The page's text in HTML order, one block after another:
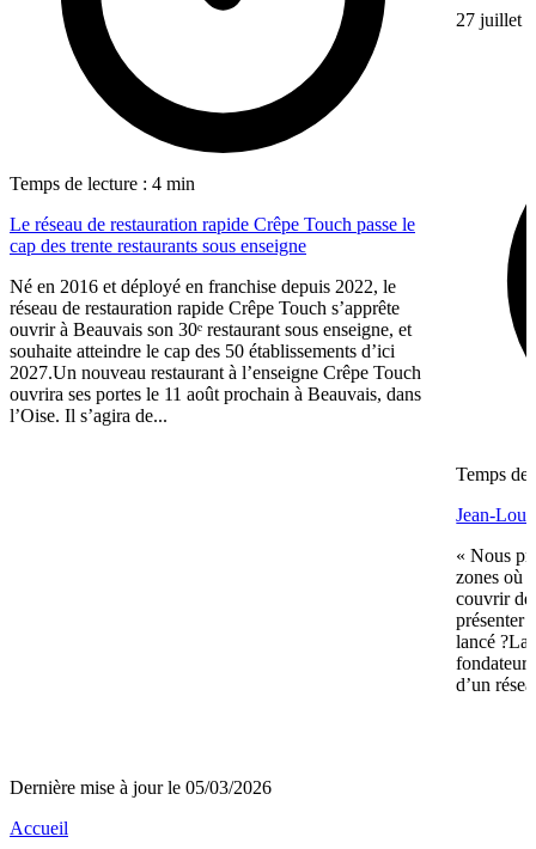
Temps de lecture : 4 min
Le réseau de restauration rapide Crêpe Touch passe le
cap des trente restaurants sous enseigne
Né en 2016 et déployé en franchise depuis 2022, le
réseau de restauration rapide Crêpe Touch s’apprête
ouvrir à Beauvais son 30ᵉ restaurant sous enseigne, et
souhaite atteindre le cap des 50 établissements d’ici
2027.Un nouveau restaurant à l’enseigne Crêpe Touch
ouvrira ses portes le 11 août prochain à Beauvais, dans
l’Oise. Il s’agira de...
27 juillet
Temps de
Jean-
« Nous
zones où
couvrir de
présenter
lancé ?La
d’un
Dernière mise à jour le 05/03/2026
Accueil